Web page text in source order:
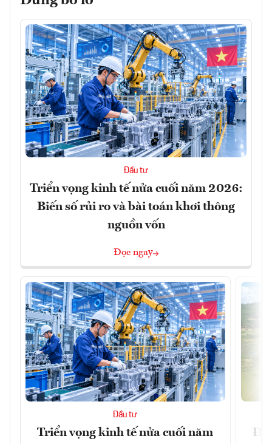
Đầu tư
Triển vọng kinh tế nửa cuối năm 2026:
Biến số rủi ro và bài toán khơi thông
nguồn vốn
Đọc ngay
Đầu tư
Triển vọng kinh tế nửa cuối năm